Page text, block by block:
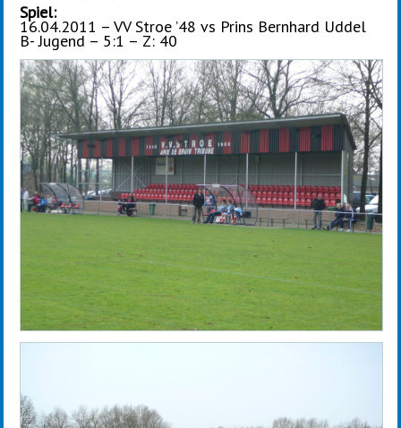
Spiel:
16.04.2011 – VV Stroe ’48 vs Prins Bernhard Uddel
B- Jugend – 5:1 – Z: 40